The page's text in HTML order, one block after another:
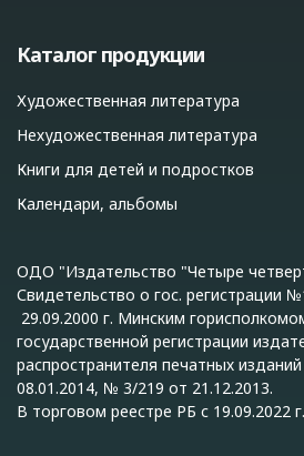
Каталог продукции
Художественная литература
Нехудожественная литература
Книги для детей и подростков
Календари, альбомы
ОДО "Издательство "Четыре
Свидетельство о гос. регистрации
29.09.2000 г. Минским
государственной регистрации
распространителя печатных
08.01.2014, № 3/219 от 21.12.2013.
В торговом реестре РБ с 19.09.2022